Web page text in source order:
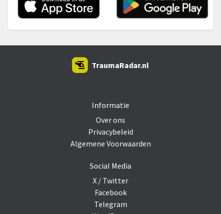
Informatie
Over ons
Privacybeleid
Algemene Voorwaarden
Social Media
X / Twitter
Facebook
Telegram
TraumaRadar.nl